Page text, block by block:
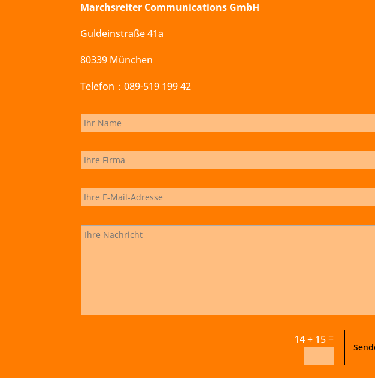
Marchsreiter Communications GmbH
Guldeinstraße 41a
80339 München
Telefon：089-519 199 42
14 + 15=